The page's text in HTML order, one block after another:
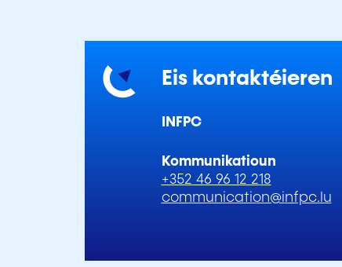
Eis kontaktéieren
INFPC
Kommunikatioun
+352 46 96 12 218
communication@infpc.lu